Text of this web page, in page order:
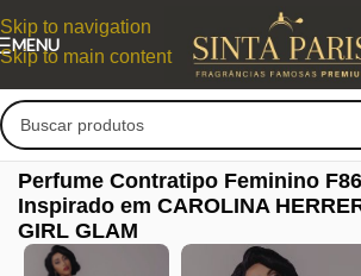
Skip to navigation
Skip to main content
MENU
Perfume Contratipo Feminino
Inspirado em CAROLINA
GIRL GLAM